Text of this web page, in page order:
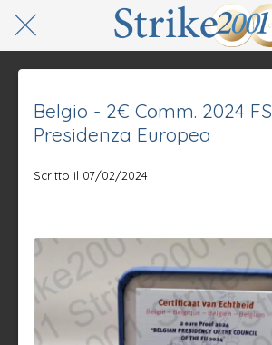
Belgio - 2€ Comm. 2024 FS
Presidenza Europea
Scritto il 07/02/2024